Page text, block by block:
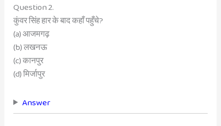
Question 2.
कुंवर सिंह हार के बाद कहाँ पहुँचे?
(a) आजमगढ़
(b) लखनऊ
(c) कानपुर
(d) मिर्जापुर
Answer